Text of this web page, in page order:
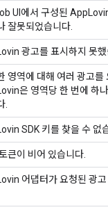
UI에서 구성된
잘못되었습니다.
광고를 표시하지 못했
영역에 대해 여러 광고를
은 영역당 한 번에 하
.
SDK 키를 찾을 수 없
큰이 비어 있습니다.
어댑터가 요청된 광